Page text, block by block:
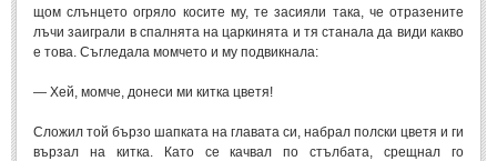
щом слънцето огряло косите му, те засияли така, че отразените
лъчи заиграли в спалнята на царкинята и тя станала да види какво
е това. Съгледала момчето и му подвикнала:
— Хей, момче, донеси ми китка цветя!
Сложил той бързо шапката на главата си, набрал полски цветя и ги
вързал на китка. Като се качвал по стълбата, срещнал го